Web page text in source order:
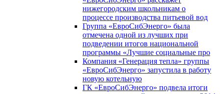
нижегородским школьникам о
процессе производства питьевой вод
Группа «ЕвроСибЭнерго» была
отмечена одной из лучших при
подведении итогов национальной
программы «Лучшие социальные про
Компания «Генерация тепла» группы
«ЕвроСибЭнерго» запустила в работу
новую котельную
ГК «ЕвроСибЭнерго» подвела итоги